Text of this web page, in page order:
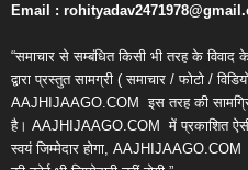
Email :
“समाचार से सम्बंधित किसी भी तरह के
द्वारा प्रस्तुत सामग्री ( समाचार / फोटो /
AAJHIJAAGO.COM इस तरह की
है। AAJHIJAAGO.COM में प्रकाशित
स्वयं जिम्मेदार होगा, AAJHIJAAGO.COM